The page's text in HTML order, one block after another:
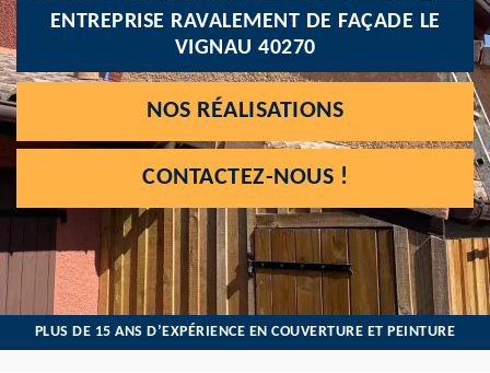
ENTREPRISE RAVALEMENT DE FAÇADE LE
VIGNAU 40270
NOS RÉALISATIONS
CONTACTEZ-NOUS !
PLUS DE 15 ANS D’EXPÉRIENCE EN COUVERTURE ET PEINTURE